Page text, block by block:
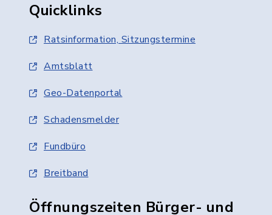
Quicklinks
Ratsinformation, Sitzungstermine
Amtsblatt
Geo-Datenportal
Schadensmelder
Fundbüro
Breitband
Öffnungszeiten Bürger- und